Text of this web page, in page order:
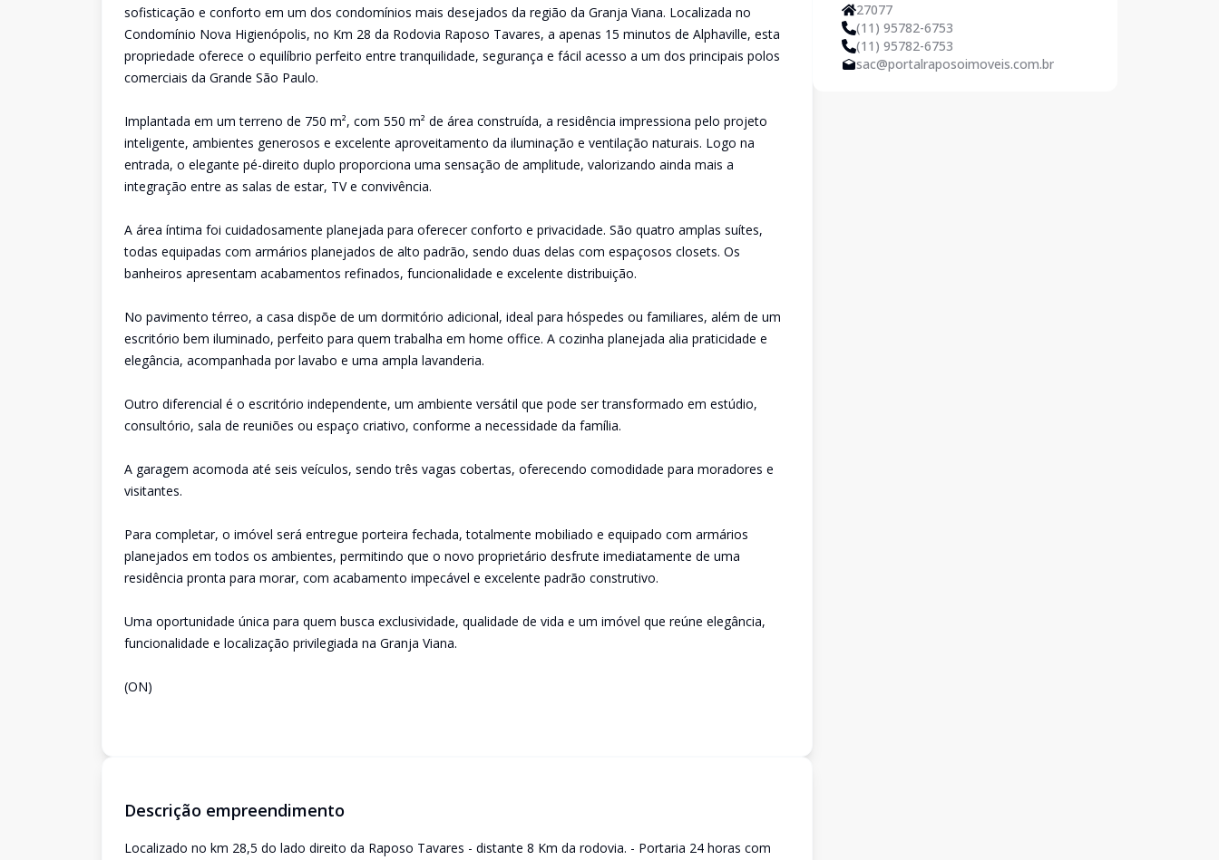
sofisticação e conforto em um dos condomínios mais desejados da região da Granja Viana. Localizada no
Condomínio Nova Higienópolis, no Km 28 da Rodovia Raposo Tavares, a apenas 15 minutos de Alphaville, esta
propriedade oferece o equilíbrio perfeito entre tranquilidade, segurança e fácil acesso a um dos principais polos
comerciais da Grande São Paulo.
Implantada em um terreno de 750 m², com 550 m² de área construída, a residência impressiona pelo projeto
inteligente, ambientes generosos e excelente aproveitamento da iluminação e ventilação naturais. Logo na
entrada, o elegante pé-direito duplo proporciona uma sensação de amplitude, valorizando ainda mais a
integração entre as salas de estar, TV e convivência.
A área íntima foi cuidadosamente planejada para oferecer conforto e privacidade. São quatro amplas suítes,
todas equipadas com armários planejados de alto padrão, sendo duas delas com espaçosos closets. Os
banheiros apresentam acabamentos refinados, funcionalidade e excelente distribuição.
No pavimento térreo, a casa dispõe de um dormitório adicional, ideal para hóspedes ou familiares, além de um
escritório bem iluminado, perfeito para quem trabalha em home office. A cozinha planejada alia praticidade e
elegância, acompanhada por lavabo e uma ampla lavanderia.
Outro diferencial é o escritório independente, um ambiente versátil que pode ser transformado em estúdio,
consultório, sala de reuniões ou espaço criativo, conforme a necessidade da família.
A garagem acomoda até seis veículos, sendo três vagas cobertas, oferecendo comodidade para moradores e
visitantes.
Para completar, o imóvel será entregue porteira fechada, totalmente mobiliado e equipado com armários
planejados em todos os ambientes, permitindo que o novo proprietário desfrute imediatamente de uma
residência pronta para morar, com acabamento impecável e excelente padrão construtivo.
Uma oportunidade única para quem busca exclusividade, qualidade de vida e um imóvel que reúne elegância,
funcionalidade e localização privilegiada na Granja Viana.
(ON)
Descrição empreendimento
Localizado no km 28,5 do lado direito da Raposo Tavares - distante 8 Km da rodovia. - Portaria 24 horas com
27077
(11) 95782-6753
(11) 95782-6753
sac@portalraposoimoveis.com.br